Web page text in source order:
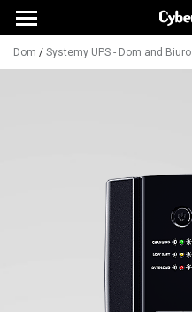
Dom / Systemy UPS - Dom and Biuro